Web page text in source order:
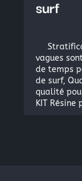
surf
vagues
de temps
de surf,
qualité
KIT